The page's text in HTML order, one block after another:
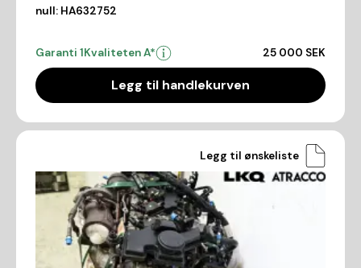
null: HA632752
Garanti 1Kvaliteten A* 25 000 SEK
Legg til handlekurven
Legg til ønskeliste